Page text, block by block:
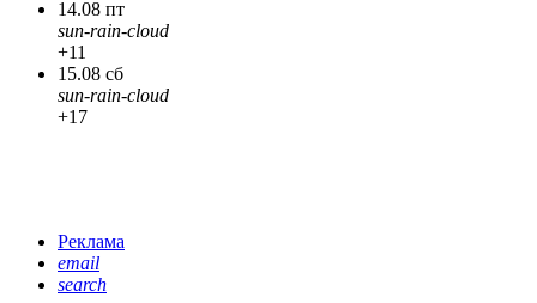
14.08 пт
sun-rain-cloud
+11
15.08 сб
sun-rain-cloud
+17
Реклама
email
search